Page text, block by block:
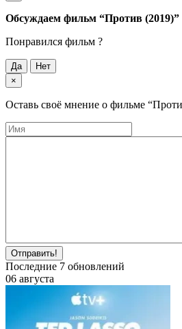
Обсуждаем фильм “Против (2019)”
Понравился фильм ?
Да
Нет
×
Оставь своё мнение о фильме
Отправить!
Последние 7 обновлений
06 августа